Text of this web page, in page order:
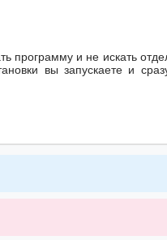
программу и не искать
вы запускаете и